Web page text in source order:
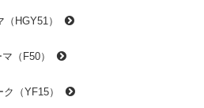
（HGY51）
（F50）
（YF15）